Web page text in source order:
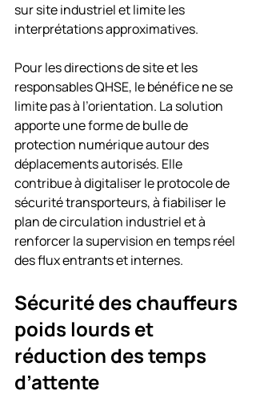
sur site industriel et limite les
interprétations approximatives.
Pour les directions de site et les
responsables QHSE, le bénéfice ne se
limite pas à l’orientation. La solution
apporte une forme de bulle de
protection numérique autour des
déplacements autorisés. Elle
contribue à digitaliser le protocole de
sécurité transporteurs, à fiabiliser le
plan de circulation industriel et à
renforcer la supervision en temps réel
des flux entrants et internes.
Sécurité des chauffeurs
poids lourds et
réduction des temps
d’attente